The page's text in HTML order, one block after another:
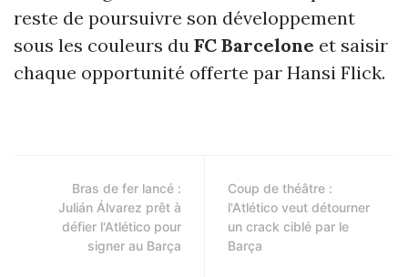
reste de poursuivre son développement
sous les couleurs du FC Barcelone et saisir
chaque opportunité offerte par Hansi Flick.
Bras de fer lancé :
Julián Álvarez prêt à
défier l'Atlético pour
signer au Barça
Coup de théâtre :
l'Atlético veut détourner
un crack ciblé par le
Barça